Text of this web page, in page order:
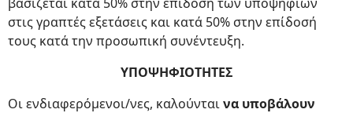
στις γραπτές εξετάσεις και κατά 50% στην επίδοσή
τους κατά την προσωπική συνέντευξη.
ΥΠΟΨΗΦΙΟΤΗΤΕΣ
Οι ενδιαφερόμενοι/νες, καλούνταινα υποβάλουν